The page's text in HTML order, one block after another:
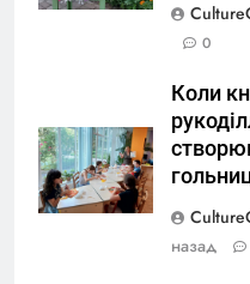
0
Коли
назад